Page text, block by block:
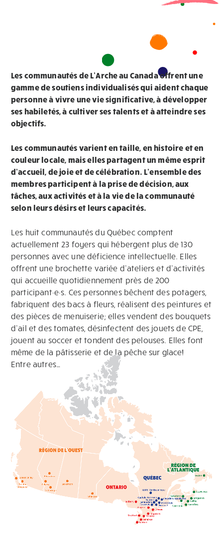
Les communautés de L’Arche au Canada offrent une
gamme de soutiens individualisés qui aident chaque
personne à vivre une vie significative, à développer
ses habiletés, à cultiver ses talents et à atteindre ses
objectifs.
Les communautés varient en taille, en histoire et en
couleur locale, mais elles partagent un même esprit
d’accueil, de joie et de célébration. L’ensemble des
membres participent à la prise de décision, aux
tâches, aux activités et à la vie de la communauté
selon leurs désirs et leurs capacités.
Les huit communautés du Québec comptent
actuellement 23 foyers qui hébergent plus de 130
personnes avec une déficience intellectuelle. Elles
offrent une brochette variée d’ateliers et d’activités
qui accueille quotidiennement près de 200
participant·e·s. Ces personnes bêchent des potagers,
fabriquent des bacs à fleurs, réalisent des peintures et
des pièces de menuiserie; elles vendent des bouquets
d’ail et des tomates, désinfectent des jouets de CPE,
jouent au soccer et tondent des pelouses. Elles font
même de la pâtisserie et de la pêche sur glace!
Entre autres…